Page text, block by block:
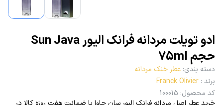
ادو تویلت مردانه فرانک الیور Sun Java
حجم 75ml
دسته بندی: عطر خنک مردانه
برند :
Franck Olivier
کد محصول:
100015